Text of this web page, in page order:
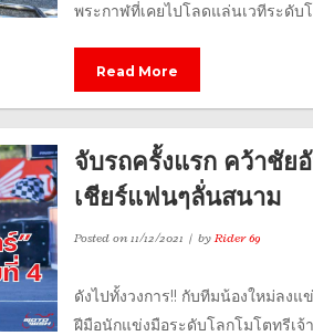
พระกาฬที่เคยไปโลดแล่นเวทีระดับ
Read More
จับรถครั้งแรก คว้าชัย
เชียร์แฟนๆลั่นสนาม
Posted on11/12/2021 byRider 69
ดังไปทั้งวงการ!! กับทีมน้องใหม่ลง
ฝีมือนักแข่งมือระดับโลกโมโตทรีเ